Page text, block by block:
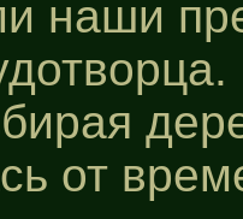
наши
от